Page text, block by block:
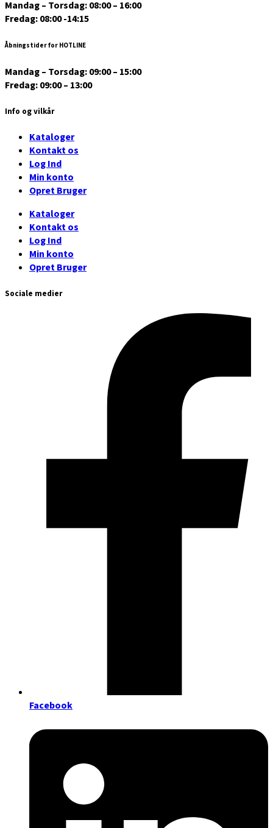
Mandag – Torsdag: 08:00 – 16:00
Fredag: 08:00 -14:15
Åbningstider for HOTLINE
Mandag – Torsdag: 09:00 – 15:00
Fredag: 09:00 – 13:00
Info og vilkår
Kataloger
Kontakt os
Log Ind
Min konto
Opret Bruger
Kataloger
Kontakt os
Log Ind
Min konto
Opret Bruger
Sociale medier
Facebook